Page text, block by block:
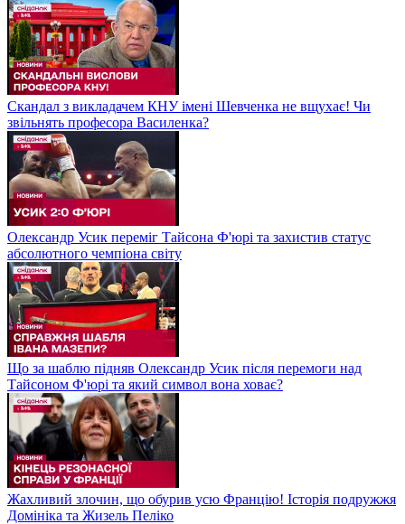
Скандал з викладачем КНУ імені Шевченка не вщухає! Чи
звільнять професора Василенка?
Олександр Усик переміг Тайсона Ф'юрі та захистив статус
абсолютного чемпіона світу
Що за шаблю підняв Олександр Усик після перемоги над
Тайсоном Ф'юрі та який символ вона ховає?
Жахливий злочин, що обурив усю Францію! Історія подружжя
Домініка та Жизель Пеліко